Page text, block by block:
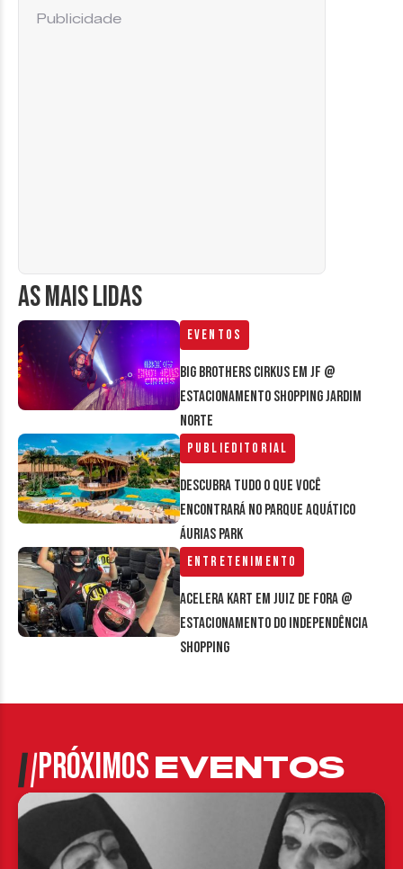
AS MAIS LIDAS
Eventos
Big Brothers Cirkus em JF @
estacionamento Shopping Jardim
Norte
Publieditorial
Descubra tudo o que você
encontrará no parque aquático
Áurias Park
Entretenimento
Acelera Kart em Juiz de Fora @
estacionamento do Independência
Shopping
Publicidade
PRÓXIMOSEVENTOS